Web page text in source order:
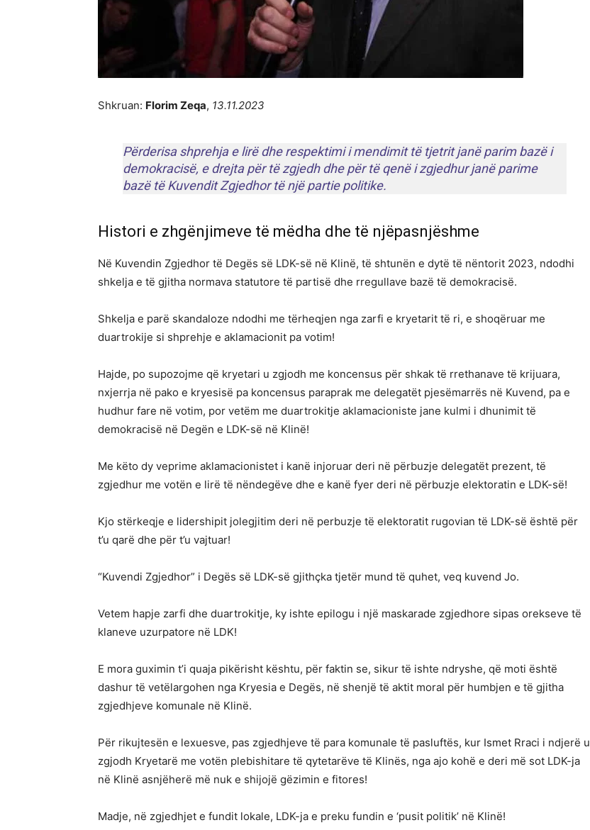
Shkruan: Florim Zeqa, 13.11.2023
Përderisa shprehja e lirë dhe respektimi i mendimit të tjetrit janë parim bazë i
demokracisë, e drejta për të zgjedh dhe për të qenë i zgjedhur janë parime
bazë të Kuvendit Zgjedhor të një partie politike.
Histori e zhgënjimeve të mëdha dhe të njëpasnjëshme
Në Kuvendin Zgjedhor të Degës së LDK-së në Klinë, të shtunën e dytë të nëntorit 2023, ndodhi
shkelja e të gjitha normava statutore të partisë dhe rregullave bazë të demokracisë.
Shkelja e parë skandaloze ndodhi me tërheqjen nga zarfi e kryetarit të ri, e shoqëruar me
duartrokije si shprehje e aklamacionit pa votim!
Hajde, po supozojme që kryetari u zgjodh me koncensus për shkak të rrethanave të krijuara,
nxjerrja në pako e kryesisë pa koncensus paraprak me delegatët pjesëmarrës në Kuvend, pa e
hudhur fare në votim, por vetëm me duartrokitje aklamacioniste jane kulmi i dhunimit të
demokracisë në Degën e LDK-së në Klinë!
Me këto dy veprime aklamacionistet i kanë injoruar deri në përbuzje delegatët prezent, të
zgjedhur me votën e lirë të nëndegëve dhe e kanë fyer deri në përbuzje elektoratin e LDK-së!
Kjo stërkeqje e lidershipit jolegjitim deri në perbuzje të elektoratit rugovian të LDK-së është për
t’u qarë dhe për t’u vajtuar!
“Kuvendi Zgjedhor” i Degës së LDK-së gjithçka tjetër mund të quhet, veq kuvend Jo.
Vetem hapje zarfi dhe duartrokitje, ky ishte epilogu i një maskarade zgjedhore sipas orekseve të
klaneve uzurpatore në LDK!
E mora guximin t’i quaja pikërisht kështu, për faktin se, sikur të ishte ndryshe, që moti është
dashur të vetëlargohen nga Kryesia e Degës, në shenjë të aktit moral për humbjen e të gjitha
zgjedhjeve komunale në Klinë.
Për rikujtesën e lexuesve, pas zgjedhjeve të para komunale të pasluftës, kur Ismet Rraci i ndjerë u
zgjodh Kryetarë me votën plebishitare të qytetarëve të Klinës, nga ajo kohë e deri më sot LDK-ja
në Klinë asnjëherë më nuk e shijojë gëzimin e fitores!
Madje, në zgjedhjet e fundit lokale, LDK-ja e preku fundin e ‘pusit politik’ në Klinë!